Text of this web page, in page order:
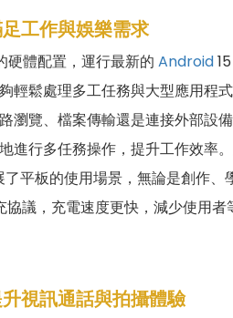
工作與娛樂需求
硬體配置，運行最新的 Android15
輕鬆處理多工任務與大型應用程
瀏覽、檔案傳輸還是連接外部設
進行多任務操作，提升工作效率。
平板的使用場景，無論是創作、
議，充電速度更快，減少使用
視訊通話與拍攝體驗